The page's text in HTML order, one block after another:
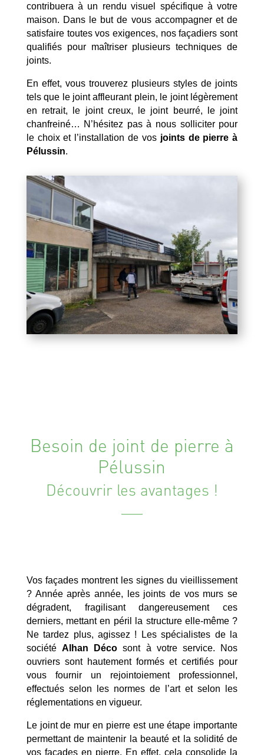
contribuera à un rendu visuel spécifique à votre
maison. Dans le but de vous accompagner et de
satisfaire toutes vos exigences, nos façadiers sont
qualifiés pour maîtriser plusieurs techniques de
joints.
En effet, vous trouverez plusieurs styles de joints
tels que le joint affleurant plein, le joint légèrement
en retrait, le joint creux, le joint beurré, le joint
chanfreiné… N’hésitez pas à nous solliciter pour
le choix et l’installation de vos joints de pierre à
Pélussin.
Besoin de joint de pierre à
Pélussin
Découvrir les avantages !
Vos façades montrent les signes du vieillissement
? Année après année, les joints de vos murs se
dégradent, fragilisant dangereusement ces
derniers, mettant en péril la structure elle-même ?
Ne tardez plus, agissez ! Les spécialistes de la
société Alhan Déco sont à votre service. Nos
ouvriers sont hautement formés et certifiés pour
vous fournir un rejointoiement professionnel,
effectués selon les normes de l’art et selon les
réglementations en vigueur.
Le joint de mur en pierre est une étape importante
permettant de maintenir la beauté et la solidité de
vos façades en pierre. En effet, cela consolide la